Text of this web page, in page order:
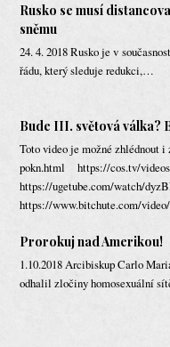
Rusko se musí
sněmu
24. 4. 2018 Rusko je v
řádu, který sleduje redukci,…
Bude III. světová válka?
Toto video je možné zhlédnout
pokn.html https://cos.tv/
https://ugetube.com/watch/
https://www.bitchute.com/
Prorokuj nad Amerikou!
1.10.2018 Arcibiskup Carlo
odhalil zločiny homosexuální